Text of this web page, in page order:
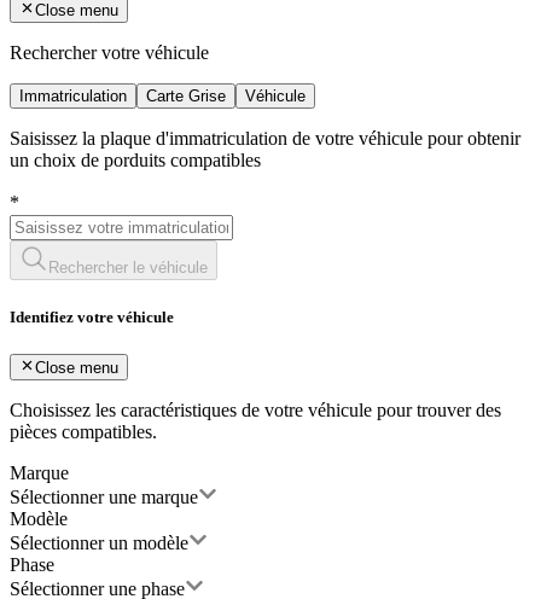
Close menu
Rechercher votre véhicule
Immatriculation Carte Grise Véhicule
Saisissez la plaque d'immatriculation de votre véhicule pour obtenir
un choix de porduits compatibles
*
Rechercher le véhicule
Identifiez votre véhicule
Close menu
Choisissez les caractéristiques de votre véhicule pour trouver des
pièces compatibles.
Marque
Sélectionner une marque
Modèle
Sélectionner un modèle
Phase
Sélectionner une phase